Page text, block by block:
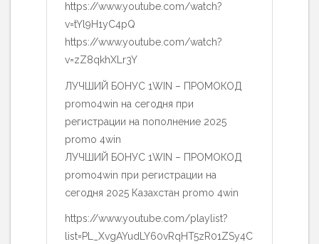
https://www.youtube.com/watch?
v=tYl9H1yC4pQ
https://www.youtube.com/watch?
v=zZ8qkhXLr3Y
ЛУЧШИЙ БОНУС 1WIN – ПРОМОКОД
promo4win на сегодня при
регистрации на пополнение 2025
promo 4win
ЛУЧШИЙ БОНУС 1WIN – ПРОМОКОД
promo4win при регистрации на
сегодня 2025 Казахстан promo 4win
https://www.youtube.com/playlist?
list=PL_XvgAYudLY60vRqHT5zR01ZSy4C